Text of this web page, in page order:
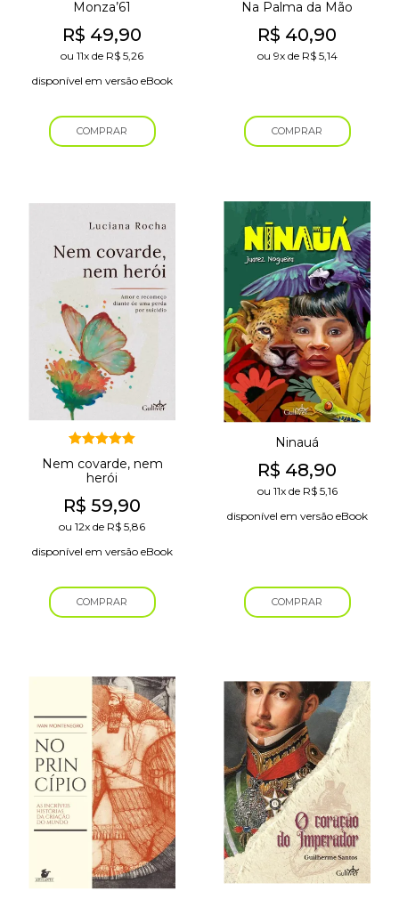
Monza’61
R$ 49,90
ou 11x de R$ 5,26
disponível em versão eBook
COMPRAR
Na Palma da Mão
R$ 40,90
ou 9xde R$5,14
COMPRAR
Avaliação
5.00de 5
Nem covarde, nem
herói
R$ 59,90
ou 12x de R$ 5,86
disponível em versão eBook
COMPRAR
Ninauá
R$ 48,90
ou 11xde R$5,16
disponível em versão eBook
COMPRAR